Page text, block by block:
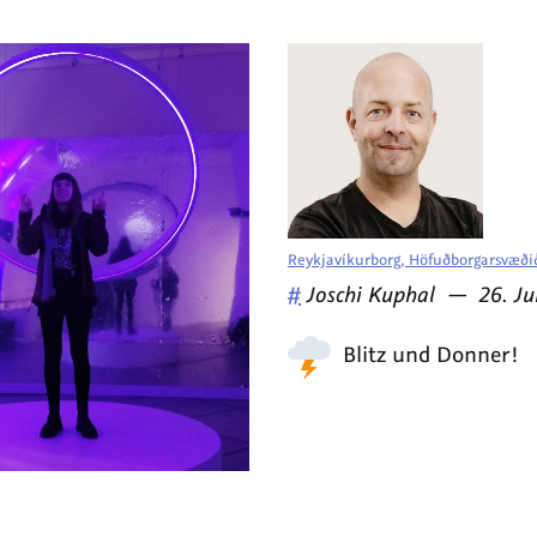
Blitz und Donner!
Reykjavíkurborg,
# Veröffentlicht
von
Joschi Kuphal — am
26.